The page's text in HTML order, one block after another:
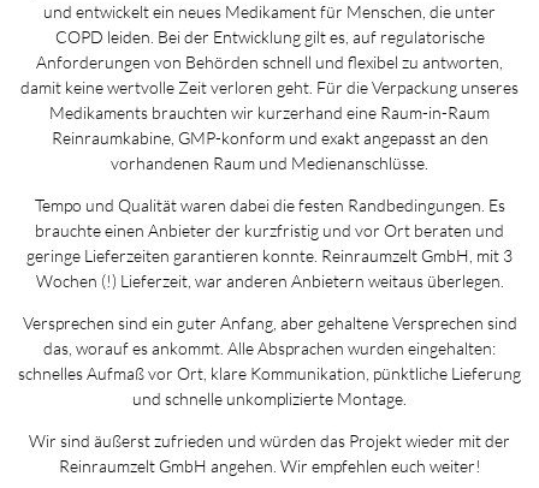
und entwickelt ein neues Medikament für Menschen, die unter
COPD leiden. Bei der Entwicklung gilt es, auf regulatorische
Anforderungen von Behörden schnell und flexibel zu antworten,
damit keine wertvolle Zeit verloren geht. Für die Verpackung unseres
Medikaments brauchten wir kurzerhand eine Raum-in-Raum
Reinraumkabine, GMP-konform und exakt angepasst an den
vorhandenen Raum und Medienanschlüsse.
Tempo und Qualität waren dabei die festen Randbedingungen. Es
brauchte einen Anbieter der kurzfristig und vor Ort beraten und
geringe Lieferzeiten garantieren konnte. Reinraumzelt GmbH, mit 3
Wochen (!) Lieferzeit, war anderen Anbietern weitaus überlegen.
Versprechen sind ein guter Anfang, aber gehaltene Versprechen sind
das, worauf es ankommt. Alle Absprachen wurden eingehalten:
schnelles Aufmaß vor Ort, klare Kommunikation, pünktliche Lieferung
und schnelle unkomplizierte Montage.
Wir sind äußerst zufrieden und würden das Projekt wieder mit der
Reinraumzelt GmbH angehen. Wir empfehlen euch weiter!